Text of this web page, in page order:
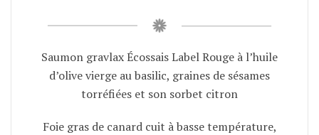
Saumon gravlax Écossais Label Rouge à l’huile
d’olive vierge au basilic, graines de sésames
torréfiées et son sorbet citron
Foie gras de canard cuit à basse température,